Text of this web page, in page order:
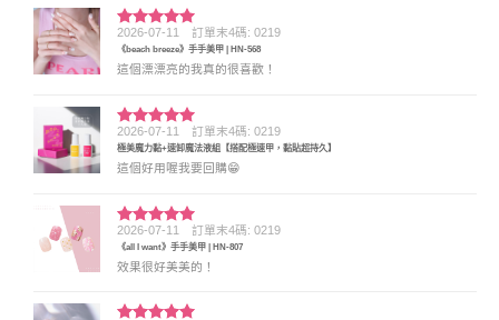
評分5 滿
分 5
2026-07-11 訂單末4碼: 0219
《beach breeze》手手美甲 | HN-568
這個漂漂亮的我真的很喜歡！
評分5 滿
分 5
2026-07-11 訂單末4碼: 0219
極美魔力黏+速卸魔法液組【搭配極速甲，黏貼超持久】
這個好用喔我要回購😁
評分5滿
分 5
2026-07-11 訂單末4碼: 0219
《all I want》手手美甲 | HN-807
效果很好美美的！